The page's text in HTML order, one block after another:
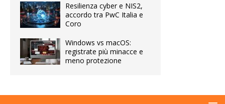
Resilienza cyber e NIS2,
accordo tra PwC Italia e
Coro
Windows vs macOS:
registrate più minacce e
meno protezione